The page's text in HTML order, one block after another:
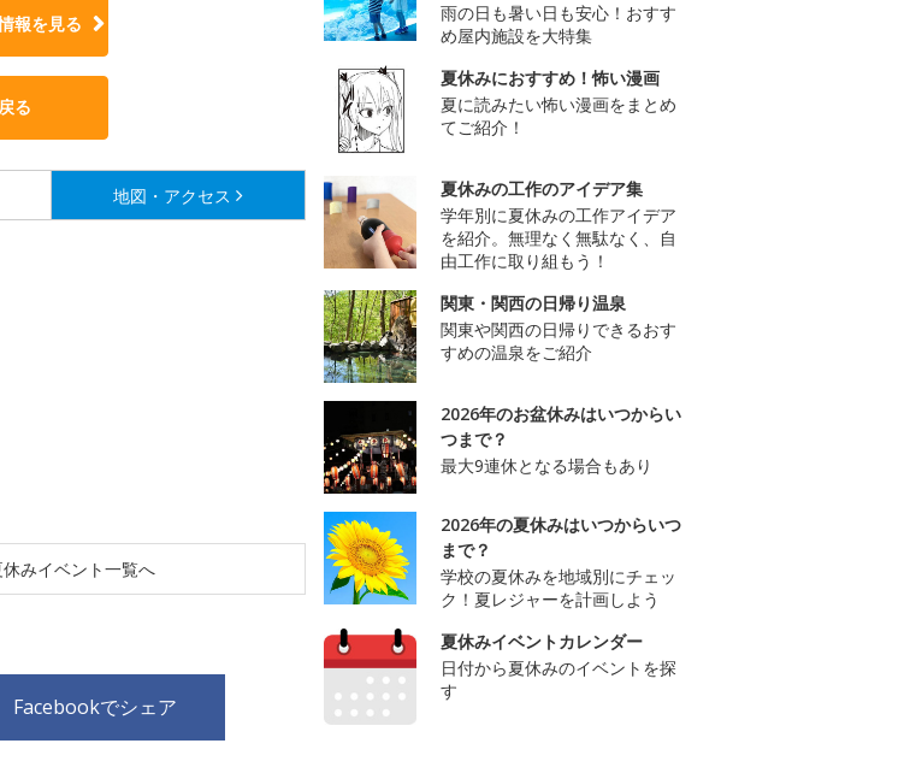
報を見る
る
地図・アクセス
みイベント一覧へ
Facebookでシェア
雨の日も暑い日も安心！おすす
め屋内施設を大特集
夏休みにおすすめ！怖い漫画
夏に読みたい怖い漫画をまとめ
てご紹介！
夏休みの工作のアイデア集
学年別に夏休みの工作アイデア
を紹介。無理なく無駄なく、自
由工作に取り組もう！
関東・関西の日帰り温泉
関東や関西の日帰りできるおす
すめの温泉をご紹介
2026年のお盆休みはいつからい
つまで？
最大9連休となる場合もあり
2026年の夏休みはいつからいつ
まで？
学校の夏休みを地域別にチェッ
ク！夏レジャーを計画しよう
夏休みイベントカレンダー
日付から夏休みのイベントを探
す